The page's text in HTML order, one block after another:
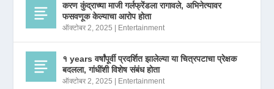
करण कुंद्राच्या माजी गर्लफ्रेंडला रागावले, अभिनेत्यावर
फसवणूक केल्याचा आरोप होता
ऑक्टोबर 2, 2025 Entertainment
१ years वर्षांपूर्वी प्रदर्शित झालेल्या या चित्रपटाचा प्रेक्षक
बदलला, गांधींशी विशेष संबंध होता
ऑक्टोबर 2, 2025 Entertainment